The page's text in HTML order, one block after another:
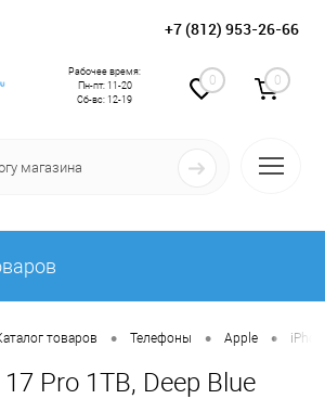
+7 (812) 953-26-66
0 0
Рабочее время:
Пн-пт: 11-20
Сб-вс: 12-19
товаров • Телефоны • Apple •
Pro 1TB, Deep Blue